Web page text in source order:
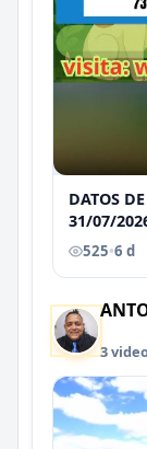
DATOS
31/07/
525•6 d
3